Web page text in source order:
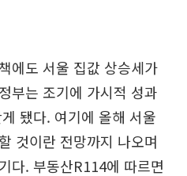
에도 서울 집값 상승세가
부는 조기에 가시적 성과
됐다. 여기에 올해 서울
것이란 전망까지 나오며
다. 부동산R114에 따르면